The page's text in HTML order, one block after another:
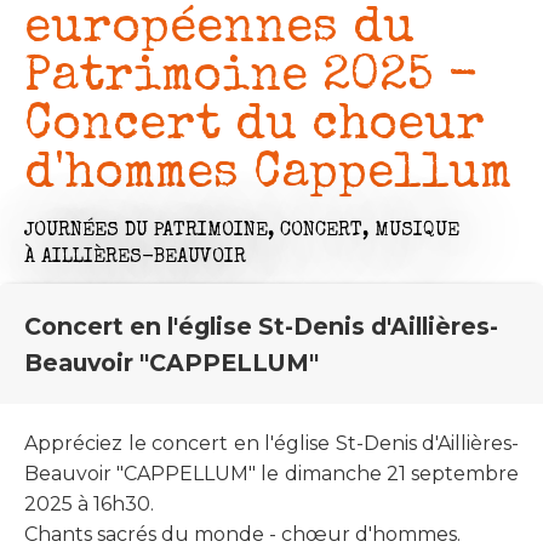
européennes du
Patrimoine 2025 -
Concert du choeur
d'hommes Cappellum
JOURNÉES DU PATRIMOINE, CONCERT, MUSIQUE
À AILLIÈRES-BEAUVOIR
Concert en l'église St-Denis d'Aillières-
Beauvoir "CAPPELLUM"
Appréciez le concert en l'église St-Denis d'Aillières-
Beauvoir "CAPPELLUM" le dimanche 21 septembre
2025 à 16h30.
Chants sacrés du monde - chœur d'hommes.